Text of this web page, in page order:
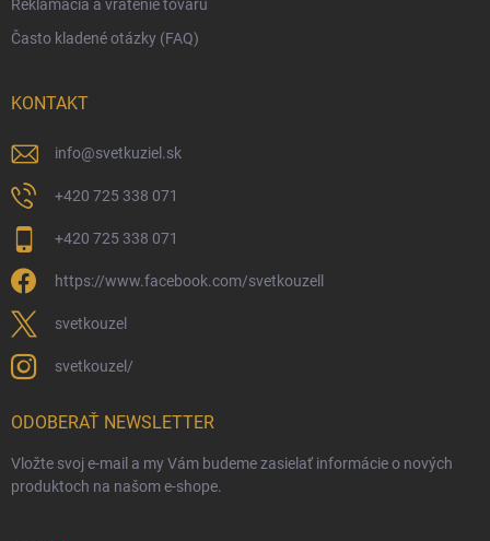
Reklamácia a vrátenie tovaru
Často kladené otázky (FAQ)
KONTAKT
info@svetkuziel.sk
+420 725 338 071
+420 725 338 071
https://www.facebook.com/svetkouzell
svetkouzel
svetkouzel/
ODOBERAŤ NEWSLETTER
Vložte svoj e-mail a my Vám budeme zasielať informácie o nových
produktoch na našom e-shope.